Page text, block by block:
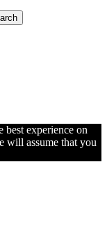
best experience on
will assume that you